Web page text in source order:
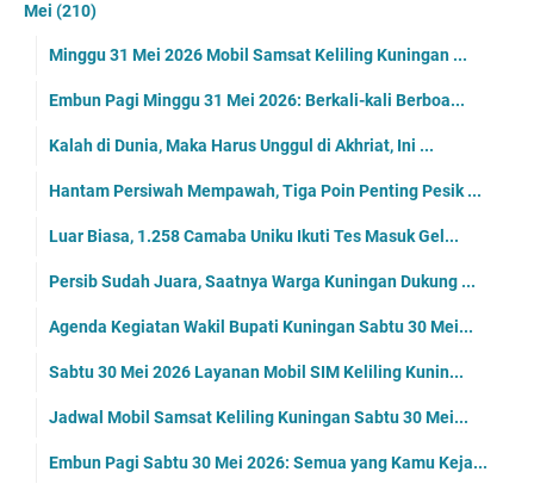
Mei (210)
Minggu 31 Mei 2026 Mobil Samsat Keliling Kuningan ...
Embun Pagi Minggu 31 Mei 2026: Berkali-kali Berboa...
Kalah di Dunia, Maka Harus Unggul di Akhriat, Ini ...
Hantam Persiwah Mempawah, Tiga Poin Penting Pesik ...
Luar Biasa, 1.258 Camaba Uniku Ikuti Tes Masuk Gel...
Persib Sudah Juara, Saatnya Warga Kuningan Dukung ...
Agenda Kegiatan Wakil Bupati Kuningan Sabtu 30 Mei...
Sabtu 30 Mei 2026 Layanan Mobil SIM Keliling Kunin...
Jadwal Mobil Samsat Keliling Kuningan Sabtu 30 Mei...
Embun Pagi Sabtu 30 Mei 2026: Semua yang Kamu Keja...